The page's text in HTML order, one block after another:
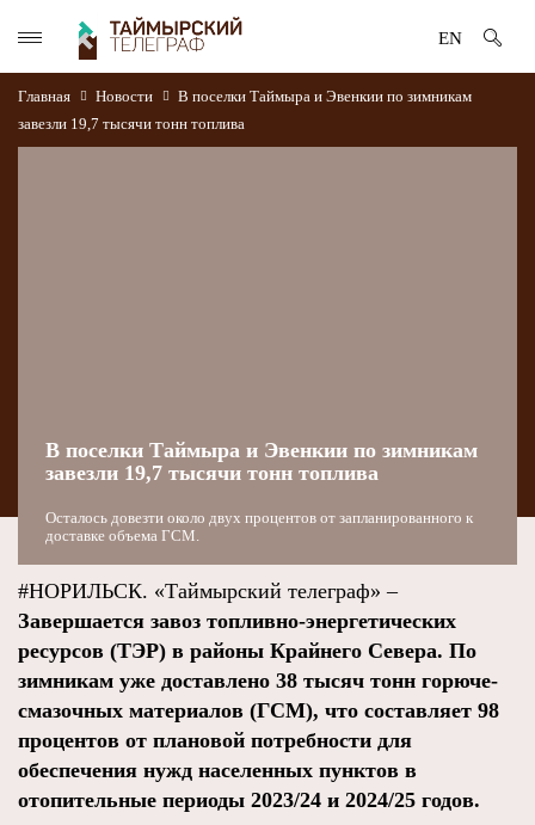
EN
Главная Новости
В поселки Таймыра и Эвенкии по зимникам
завезли 19,7 тысячи тонн топлива
В поселки Таймыра и Эвенкии по зимникам
завезли 19,7 тысячи тонн топлива
Осталось довезти около двух процентов от запланированного к
доставке объема ГСМ.
#НОРИЛЬСК. «Таймырский телеграф» –
Завершается завоз топливно-энергетических
ресурсов (ТЭР) в районы Крайнего Севера. По
зимникам уже доставлено 38 тысяч тонн горюче-
смазочных материалов (ГСМ), что составляет 98
процентов от плановой потребности для
обеспечения нужд населенных пунктов в
отопительные периоды 2023/24 и 2024/25 годов.